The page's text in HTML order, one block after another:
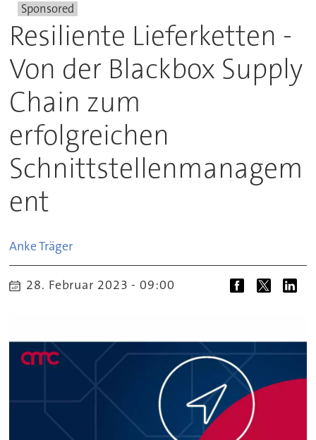
Sponsored
Resiliente Lieferketten -
Von der Blackbox Supply
Chain zum
erfolgreichen
Schnittstellenmanagem
ent
AnkeTräger
28. Februar 2023 - 09:00